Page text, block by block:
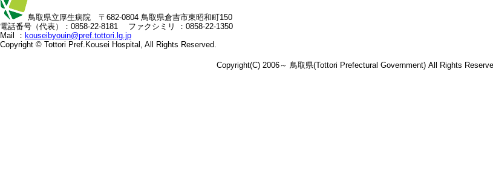
ッ
ト
へ
鳥取県立厚生病院 〒682-0804 鳥取県倉吉市東昭和町150
電話番号（代表）： 0858-22-8181
ファクシミリ ：0858-22-1350
Mail ： kouseibyouin@pref.tottori.lg.jp
Copyright © Tottori Pref.Kousei Hospital, All Rights Reserved.
Copyright(C) 2006～ 鳥取県(Tottori Prefectural Government) All Rights